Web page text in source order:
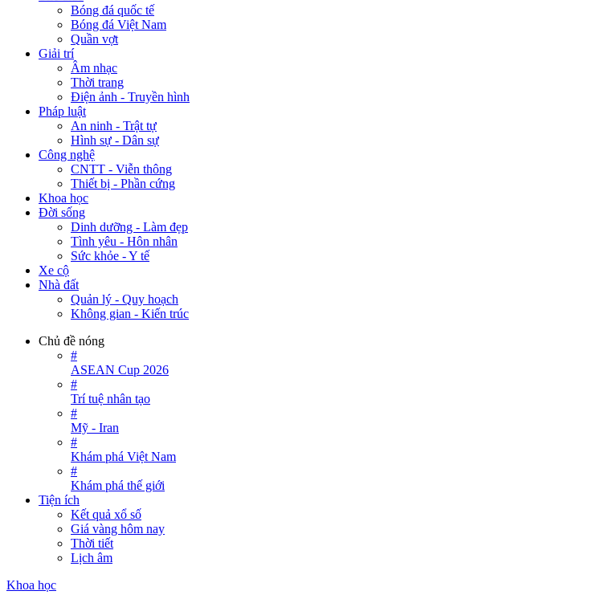
Bóng đá quốc tế
Bóng đá Việt Nam
Quần vợt
Giải trí
Âm nhạc
Thời trang
Điện ảnh - Truyền hình
Pháp luật
An ninh - Trật tự
Hình sự - Dân sự
Công nghệ
CNTT - Viễn thông
Thiết bị - Phần cứng
Khoa học
Đời sống
Dinh dưỡng - Làm đẹp
Tình yêu - Hôn nhân
Sức khỏe - Y tế
Xe cộ
Nhà đất
Quản lý - Quy hoạch
Không gian - Kiến trúc
Chủ đề nóng
#
ASEAN Cup 2026
#
Trí tuệ nhân tạo
#
Mỹ - Iran
#
Khám phá Việt Nam
#
Khám phá thế giới
Tiện ích
Kết quả xổ số
Giá vàng hôm nay
Thời tiết
Lịch âm
Khoa học